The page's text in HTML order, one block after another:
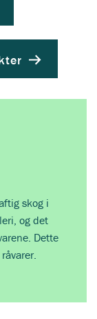
skog i
og det
Dette